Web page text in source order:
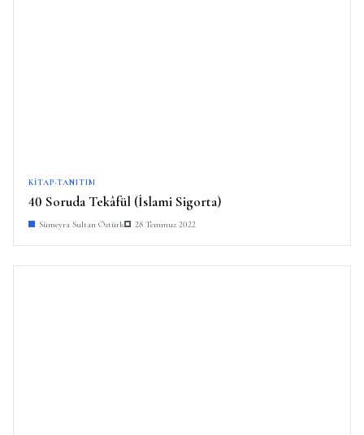
KITAP-TANITIM
40 Soruda Tekâfül (İslami Sigorta)
Sümeyra Sultan Öztürk 28 Temmuz 2022